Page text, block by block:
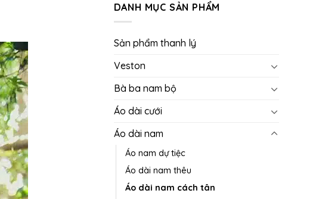
DANH MỤC SẢN PHẨM
Sản phẩm thanh lý
Veston
Bà ba nam bộ
Áo dài cưới
Áo dài nam
Áo nam dự tiệc
Áo dài nam thêu
Áo dài nam cách tân